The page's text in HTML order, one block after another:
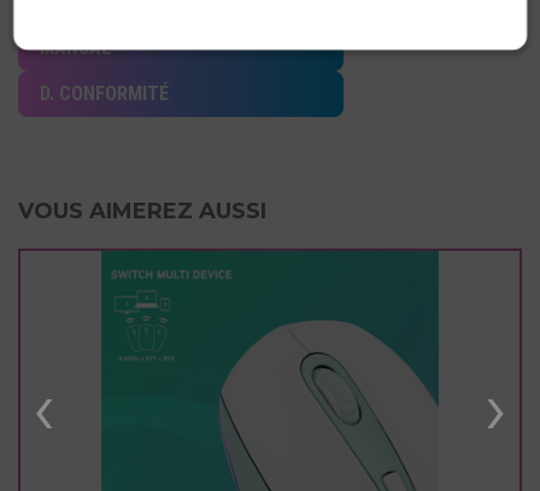
MANUAL
D. CONFORMITÉ
VOUS AIMEREZ AUSSI
‹ ›